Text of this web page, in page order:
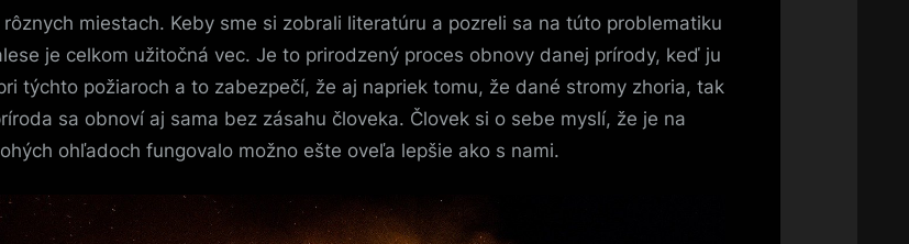
miestach. Keby sme si zobrali literatúru a pozreli sa na túto problematiku
je celkom užitočná vec. Je to prirodzený proces obnovy danej prírody, keď ju
týchto požiaroch a to zabezpečí, že aj napriek tomu, že dané stromy zhoria, tak
sa obnoví aj sama bez zásahu človeka. Človek si o sebe myslí, že je na
ohľadoch fungovalo možno ešte oveľa lepšie ako s nami.